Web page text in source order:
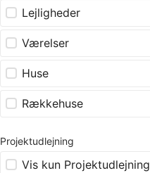
Lejligheder
Værelser
Huse
Rækkehuse
Projektudlejning
Vis kun Projektudlejning